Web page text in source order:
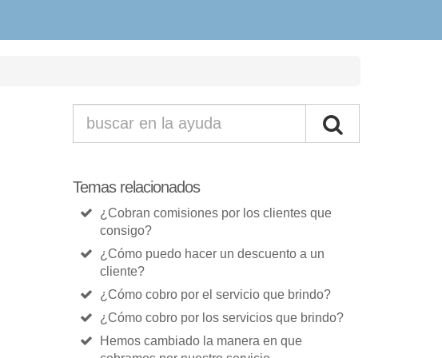
Temas relacionados
¿Cobran comisiones por los clientes que
consigo?
¿Cómo puedo hacer un descuento a un
cliente?
¿Cómo cobro por el servicio que brindo?
¿Cómo cobro por los servicios que brindo?
Hemos cambiado la manera en que